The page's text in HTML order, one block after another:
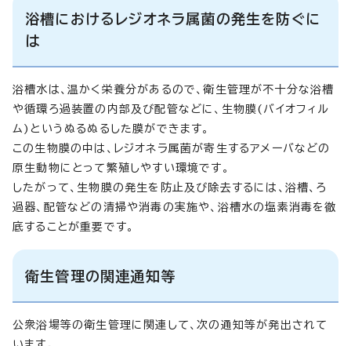
浴槽におけるレジオネラ属菌の発生を防ぐに
は
浴槽水は、温かく栄養分があるので、衛生管理が不十分な浴槽
や循環ろ過装置の内部及び配管などに、生物膜(バイオフィル
ム)というぬるぬるした膜ができます。
この生物膜の中は、レジオネラ属菌が寄生するアメーバなどの
原生動物にとって繁殖しやすい環境です。
したがって、生物膜の発生を防止及び除去するには、浴槽、ろ
過器、配管などの清掃や消毒の実施や、浴槽水の塩素消毒を徹
底することが重要です。
衛生管理の関連通知等
公衆浴場等の衛生管理に関連して、次の通知等が発出されて